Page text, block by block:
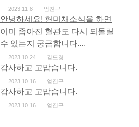
2023.11.8 엄진규
안녕하세요! 현미채소식을 하면
이미 좁아진 혈관도 다시 되돌릴
수 있는지 궁금합니다....
2023.10.24 김도경
감사하고 고맙습니다.
2023.10.16 엄진규
감사하고 고맙습니다.
2023.10.16 엄진규